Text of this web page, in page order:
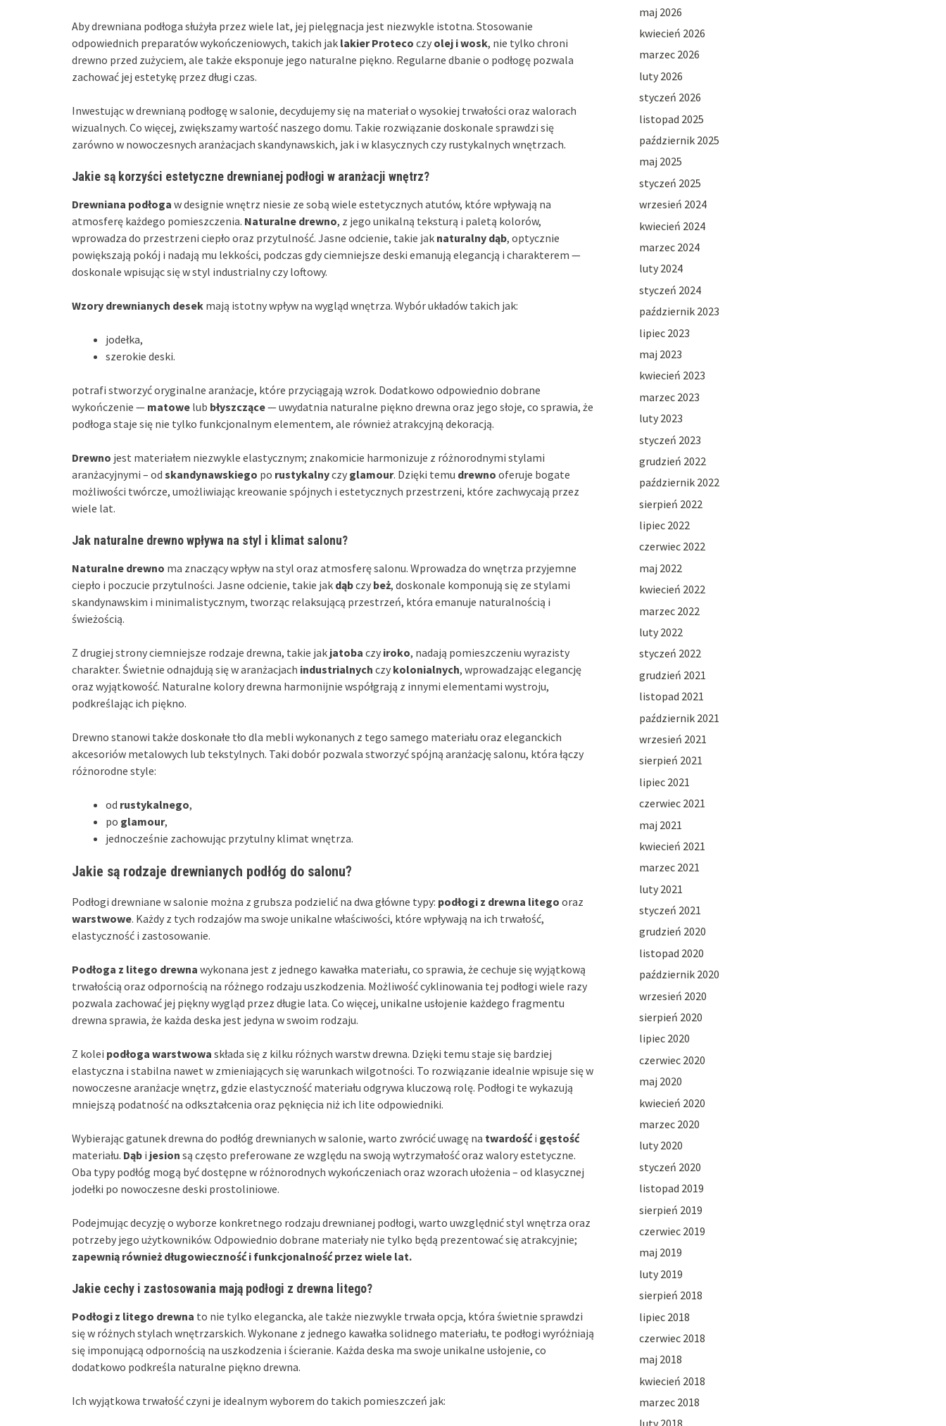
Aby drewniana podłoga służyła przez wiele lat, jej pielęgnacja jest niezwykle istotna. Stosowanie
odpowiednich preparatów wykończeniowych, takich jak lakier Proteco czy olej i wosk, nie tylko chroni
drewno przed zużyciem, ale także eksponuje jego naturalne piękno. Regularne dbanie o podłogę pozwala
zachować jej estetykę przez długi czas.
Inwestując w drewnianą podłogę w salonie, decydujemy się na materiał o wysokiej trwałości oraz walorach
wizualnych. Co więcej, zwiększamy wartość naszego domu. Takie rozwiązanie doskonale sprawdzi się
zarówno w nowoczesnych aranżacjach skandynawskich, jak i w klasycznych czy rustykalnych wnętrzach.
Jakie są korzyści estetyczne drewnianej podłogi w aranżacji wnętrz?
Drewniana podłoga w designie wnętrz niesie ze sobą wiele estetycznych atutów, które wpływają na
atmosferę każdego pomieszczenia. Naturalne drewno, z jego unikalną teksturą i paletą kolorów,
wprowadza do przestrzeni ciepło oraz przytulność. Jasne odcienie, takie jak naturalny dąb, optycznie
powiększają pokój i nadają mu lekkości, podczas gdy ciemniejsze deski emanują elegancją i charakterem —
doskonale wpisując się w styl industrialny czy loftowy.
Wzory drewnianych desek mają istotny wpływ na wygląd wnętrza. Wybór układów takich jak:
jodełka,
szerokie deski.
potrafi stworzyć oryginalne aranżacje, które przyciągają wzrok. Dodatkowo odpowiednio dobrane
wykończenie — matowe lub błyszczące— uwydatnia naturalne piękno drewna oraz jego słoje, co sprawia, że
podłoga staje się nie tylko funkcjonalnym elementem, ale również atrakcyjną dekoracją.
Drewno jest materiałem niezwykle elastycznym; znakomicie harmonizuje z różnorodnymi stylami
aranżacyjnymi – od skandynawskiego po rustykalnyczy glamour. Dzięki temu drewno oferuje bogate
możliwości twórcze, umożliwiając kreowanie spójnych i estetycznych przestrzeni, które zachwycają przez
wiele lat.
Jak naturalne drewno wpływa na styl i klimat salonu?
Naturalne drewno ma znaczący wpływ na styl oraz atmosferę salonu. Wprowadza do wnętrza przyjemne
ciepło i poczucie przytulności. Jasne odcienie, takie jak dąbczy beż, doskonale komponują się ze stylami
skandynawskim i minimalistycznym, tworząc relaksującą przestrzeń, która emanuje naturalnością i
świeżością.
Z drugiej strony ciemniejsze rodzaje drewna, takie jak jatoba czy iroko, nadają pomieszczeniu wyrazisty
charakter. Świetnie odnajdują się w aranżacjach industrialnych czy kolonialnych, wprowadzając elegancję
oraz wyjątkowość. Naturalne kolory drewna harmonijnie współgrają z innymi elementami wystroju,
podkreślając ich piękno.
Drewno stanowi także doskonałe tło dla mebli wykonanych z tego samego materiału oraz eleganckich
akcesoriów metalowych lub tekstylnych. Taki dobór pozwala stworzyć spójną aranżację salonu, która łączy
różnorodne style:
od rustykalnego,
po glamour,
jednocześnie zachowując przytulny klimat wnętrza.
Jakie są rodzaje drewnianych podłóg do salonu?
Podłogi drewniane w salonie można z grubsza podzielić na dwa główne typy: podłogi z drewna litego oraz
warstwowe. Każdy z tych rodzajów ma swoje unikalne właściwości, które wpływają na ich trwałość,
elastyczność i zastosowanie.
Podłoga z litego drewna wykonana jest z jednego kawałka materiału, co sprawia, że cechuje się wyjątkową
trwałością oraz odpornością na różnego rodzaju uszkodzenia. Możliwość cyklinowania tej podłogi wiele razy
pozwala zachować jej piękny wygląd przez długie lata. Co więcej, unikalne usłojenie każdego fragmentu
drewna sprawia, że każda deska jest jedyna w swoim rodzaju.
Z kolei podłoga warstwowa składa się z kilku różnych warstw drewna. Dzięki temu staje się bardziej
elastyczna i stabilna nawet w zmieniających się warunkach wilgotności. To rozwiązanie idealnie wpisuje się w
nowoczesne aranżacje wnętrz, gdzie elastyczność materiału odgrywa kluczową rolę. Podłogi te wykazują
mniejszą podatność na odkształcenia oraz pęknięcia niż ich lite odpowiedniki.
Wybierając gatunek drewna do podłóg drewnianych w salonie, warto zwrócić uwagę na twardośći gęstość
materiału. Dąb i jesion są często preferowane ze względu na swoją wytrzymałość oraz walory estetyczne.
Oba typy podłóg mogą być dostępne w różnorodnych wykończeniach oraz wzorach ułożenia – od klasycznej
jodełki po nowoczesne deski prostoliniowe.
Podejmując decyzję o wyborze konkretnego rodzaju drewnianej podłogi, warto uwzględnić styl wnętrza oraz
potrzeby jego użytkowników. Odpowiednio dobrane materiały nie tylko będą prezentować się atrakcyjnie;
zapewnią również długowieczność i funkcjonalność przez wiele lat.
Jakie cechy i zastosowania mają podłogi z drewna litego?
Podłogi z litego drewna to nie tylko elegancka, ale także niezwykle trwała opcja, która świetnie sprawdzi
się w różnych stylach wnętrzarskich. Wykonane z jednego kawałka solidnego materiału, te podłogi wyróżniają
się imponującą odpornością na uszkodzenia i ścieranie. Każda deska ma swoje unikalne usłojenie, co
dodatkowo podkreśla naturalne piękno drewna.
Ich wyjątkowa trwałość czyni je idealnym wyborem do takich pomieszczeń jak:
maj 2026
kwiecień 2026
marzec 2026
luty 2026
styczeń 2026
listopad 2025
październik 2025
maj 2025
styczeń 2025
wrzesień 2024
kwiecień 2024
marzec 2024
luty 2024
styczeń 2024
październik 2023
lipiec 2023
maj 2023
kwiecień 2023
marzec 2023
luty 2023
styczeń 2023
grudzień 2022
październik 2022
sierpień 2022
lipiec 2022
czerwiec 2022
maj 2022
kwiecień 2022
marzec 2022
luty 2022
styczeń 2022
grudzień 2021
listopad 2021
październik 2021
wrzesień 2021
sierpień 2021
lipiec 2021
czerwiec 2021
maj 2021
kwiecień 2021
marzec 2021
luty 2021
styczeń 2021
grudzień 2020
listopad 2020
październik 2020
wrzesień 2020
sierpień 2020
lipiec 2020
czerwiec 2020
maj 2020
kwiecień 2020
marzec 2020
luty 2020
styczeń 2020
listopad 2019
sierpień 2019
czerwiec 2019
maj 2019
luty 2019
sierpień 2018
lipiec 2018
czerwiec 2018
maj 2018
kwiecień 2018
marzec 2018